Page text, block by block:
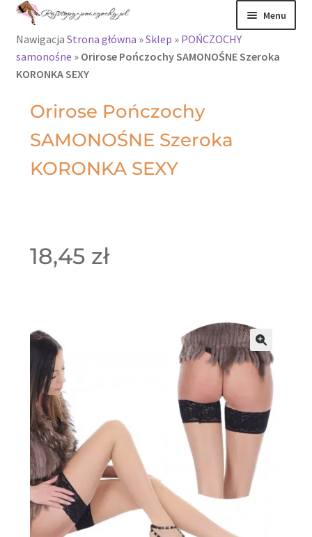
Menu
Rajstopy
Pończochy i
zakolanówki
Podkolanówki i
produkty
Nawigacja Strona główna »Sklep » POŃCZOCHY
samonośne » Orirose Pończochy SAMONOŚNE Szeroka
KORONKA SEXY
Orirose Pończochy
SAMONOŚNE Szeroka
KORONKA SEXY
18,45 zł